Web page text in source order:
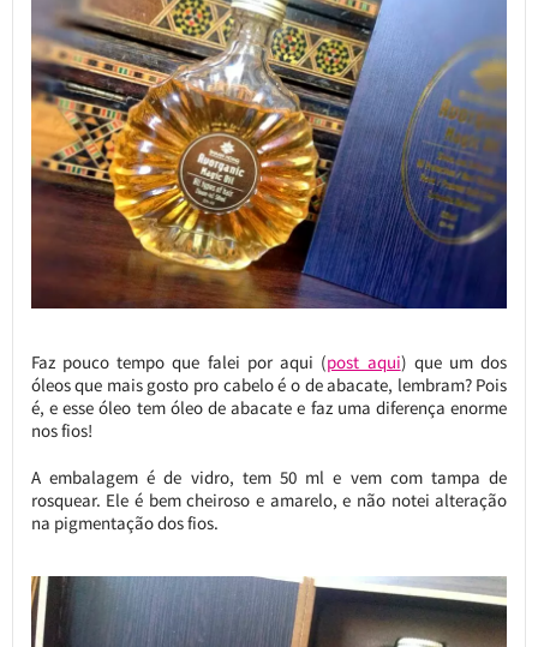
Faz pouco tempo que falei por aqui (post aqui) que um dos
óleos que mais gosto pro cabelo é o de abacate, lembram? Pois
é, e esse óleo tem óleo de abacate e faz uma diferença enorme
nos fios!
A embalagem é de vidro, tem 50 ml e vem com tampa de
rosquear. Ele é bem cheiroso e amarelo, e não notei alteração
na pigmentação dos fios.